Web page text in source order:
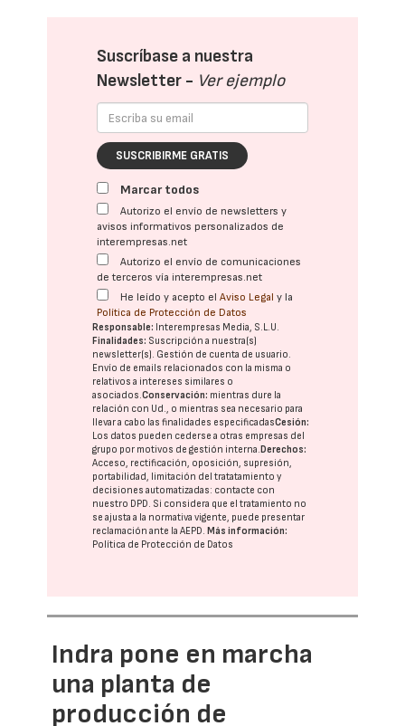
Suscríbase a nuestra
Newsletter - Ver ejemplo
SUSCRIBIRME GRATIS
Marcar todos
Autorizo el envío de newsletters y
avisos informativos personalizados de
interempresas.net
Autorizo el envío de comunicaciones
de terceros vía interempresas.net
He leído y acepto elAviso Legal y la
Política de Protección de Datos
Responsable: Interempresas Media, S.L.U.
Finalidades: Suscripción a nuestra(s)
newsletter(s). Gestión de cuenta de usuario.
Envío de emails relacionados con la misma o
relativos a intereses similares o
asociados.Conservación: mientras dure la
relación con Ud., o mientras sea necesario para
llevar a cabo las finalidades especificadasCesión:
Los datos pueden cederse a otras empresas del
grupo por motivos de gestión interna. Derechos:
Acceso, rectificación, oposición, supresión,
portabilidad, limitación del tratatamiento y
decisiones automatizadas: contacte con
nuestro DPD. Si considera que el tratamiento no
se ajusta a la normativa vigente, puede presentar
reclamación ante laAEPD. Más información:
Política de Protección de Datos
Indra pone en marcha
una planta de
producción de